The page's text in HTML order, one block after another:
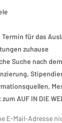
Termin für das
zuhause
Suche nach
AUF IN DIE
E-Mail-Adresse